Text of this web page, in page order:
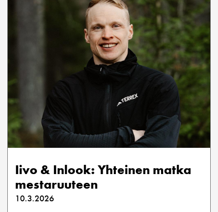
Iivo & Inlook: Yhteinen matka
mestaruuteen
10.3.2026